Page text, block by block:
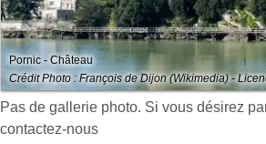
Pornic - Château
Crédit Photo : François de Dijon (Wikimedia) -
Pas de gallerie photo. Si vous désirez
contactez-nous